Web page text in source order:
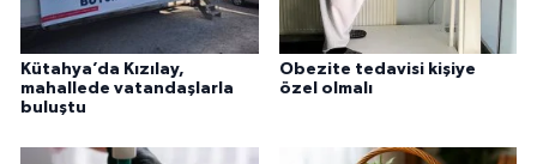
Kütahya’da Kızılay,
mahallede vatandaşlarla
buluştu
Obezite tedavisi kişiye
özel olmalı